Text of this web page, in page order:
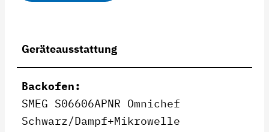
Geräteausstattung
Backofen:
SMEG S06606APNR Omnichef
Schwarz/Dampf+Mikrowelle